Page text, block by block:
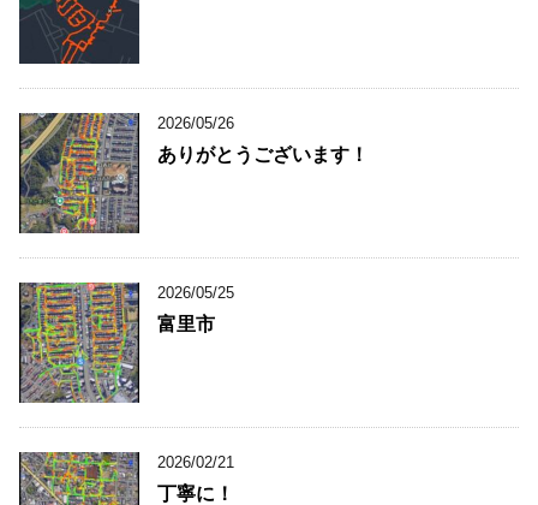
2026/05/26
ありがとうございます！
2026/05/25
富里市
2026/02/21
丁寧に！